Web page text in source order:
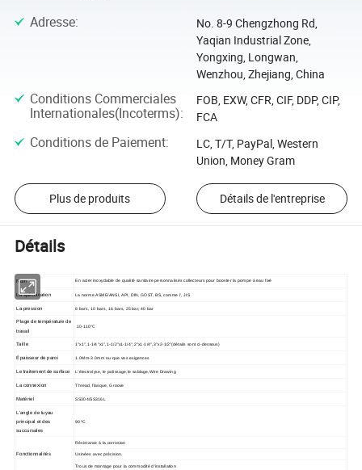
Adresse:
No. 8-9 Chengzhong Rd,
Yaqian Industrial Zone,
Yongxing, Longwan,
Wenzhou, Zhejiang, China
Conditions Commerciales
Internationales(Incoterms):
FOB, EXW, CFR, CIF, DDP, CIP,
FCA
Conditions de Paiement:
LC, T/T, PayPal, Western
Union, Money Gram
Plus de produits Détails de l'entreprise
Détails
Nom En acier inoxydable de qualité sanitaire personnalisés collecteurs pour booster la pompe à eau fixé
La spécification La norme ASME/ANSI, API, DIN, GOST, BS, comme l', JIS
La pression 8 bars, 10 bars, 16 bars, 25 bar, 40 bar
Plage de température de
travail
10-110°C
Taille 1"x1",1-1/4"x1",1-1/2"x1-1/4",2"x1-1/4",3"x2-1/2"(détails sont ci-dessous)
Épaisseur de paroi 1.0Mm-3.0mm ou que vos exigences
Le traitement de surface L'électrolyse, le polissage,le sablage,Wire Drawing
La connexion Thread, flasque, Groove
Matériel SS304/SS316L
L'angle de tuyau
principal et des
succursales
90ºC
Fonctionnalités
Résistance à la corrosion
Usinées avec précision.
Trous de montage pour la commodité d'installation